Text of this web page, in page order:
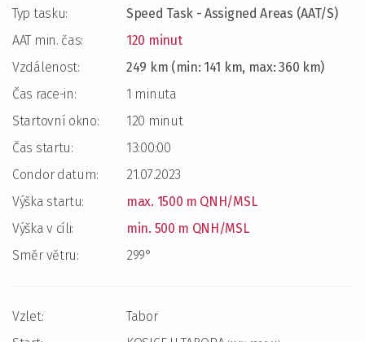
Typ tasku:
Speed Task - Assigned Areas (AAT/S)
AAT min. čas:
120 minut
Vzdálenost:
249 km (min: 141 km, max: 360 km)
Čas race-in:
1 minuta
Startovní okno:
120 minut
Čas startu:
13:00:00
Condor datum:
21.07.2023
Výška startu:
max. 1500 m QNH/MSL
Výška v cíli:
min. 500 m QNH/MSL
Směr větru:
299°
Vzlet:
Tabor